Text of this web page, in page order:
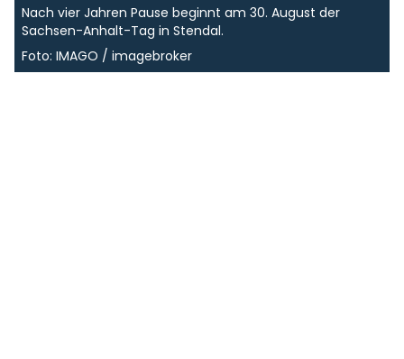
Nach vier Jahren Pause beginnt am 30. August der
Sachsen-Anhalt-Tag in Stendal.
Foto: IMAGO / imagebroker